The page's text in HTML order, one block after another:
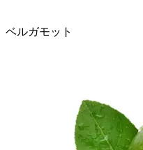
ベルガモット